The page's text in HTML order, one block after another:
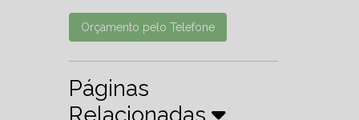
Orçamento pelo Telefone
Páginas